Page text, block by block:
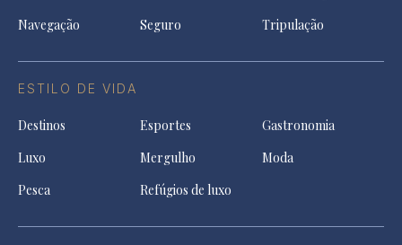
Navegação
Seguro Tripulação
ESTILO DE VIDA
Destinos Esportes
Gastronomia
Luxo
Mergulho
Moda
Pesca
Refúgios de luxo